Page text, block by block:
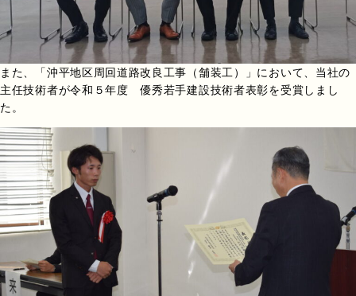
また、「沖平地区周回道路改良工事（舗装工）」において、当社の
主任技術者が令和５年度 優秀若手建設技術者表彰を受賞しまし
た。